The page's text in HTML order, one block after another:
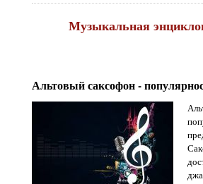
Музыкальная
Альтовый саксофон -